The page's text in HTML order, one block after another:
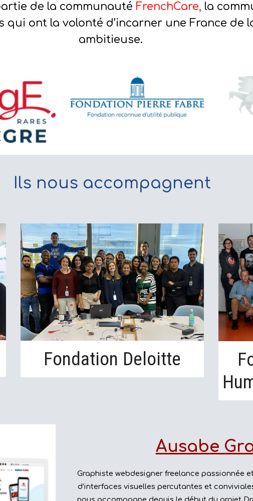
de la communauté FrenchCare, la
qui ont la volonté d’incarner une France de
ambitieuse.
Ils nous accompagnent
Fondation Deloitte
Ausabe
Graphiste webdesigner freelance passionnée
d’interfaces visuelles percutantes et